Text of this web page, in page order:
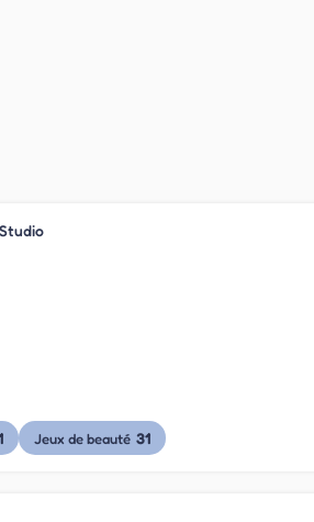
Jeux de beauté 31